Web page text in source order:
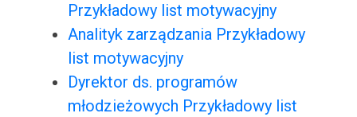
Przykładowy list motywacyjny
Analityk zarządzania Przykładowy
list motywacyjny
Dyrektor ds. programów
młodzieżowych Przykładowy list